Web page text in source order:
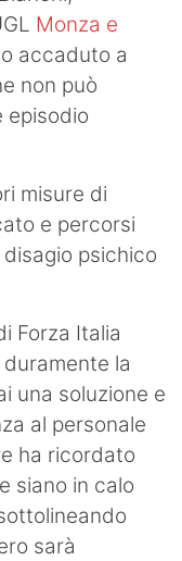
Monza e
accaduto a
non può
episodio
misure di
e percorsi
psichico
Forza Italia
la
una soluzione e
al personale
ha ricordato
siano in calo
sarà